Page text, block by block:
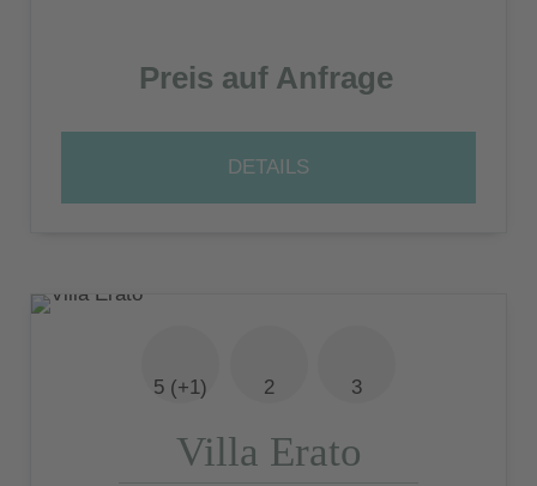
Preis auf Anfrage
DETAILS
5 (+1) 2 3
Villa Erato